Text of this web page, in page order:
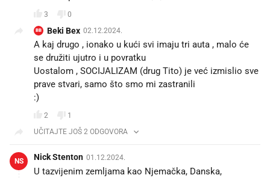
3 0
BB Beki Bex 02.12.2024.
A kaj drugo , ionako u kući svi imaju tri auta , malo će
se družiti ujutro i u povratku
Uostalom , SOCIJALIZAM (drug Tito) je već izmislio sve
prave stvari, samo što smo mi zastranili
:)
2
1
UČITAJTE JOŠ 2 ODGOVORA
NS Nick Stenton 01.12.2024.
U tazvijenim zemljama kao Njemačka, Danska,